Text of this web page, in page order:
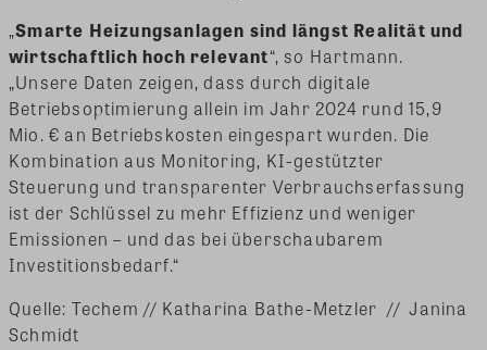
„Smarte Heizungsanlagen sind längst Realität und
wirtschaftlich hoch relevant“, so Hartmann.
„Unsere Daten zeigen, dass durch digitale
Betriebsoptimierung allein im Jahr 2024 rund 15,9
Mio. € an Betriebskosten eingespart wurden. Die
Kombination aus Monitoring, KI-gestützter
Steuerung und transparenter Verbrauchserfassung
ist der Schlüssel zu mehr Effizienz und weniger
Emissionen – und das bei überschaubarem
Investitionsbedarf.“
Quelle: Techem // Katharina Bathe-Metzler // Janina
Schmidt